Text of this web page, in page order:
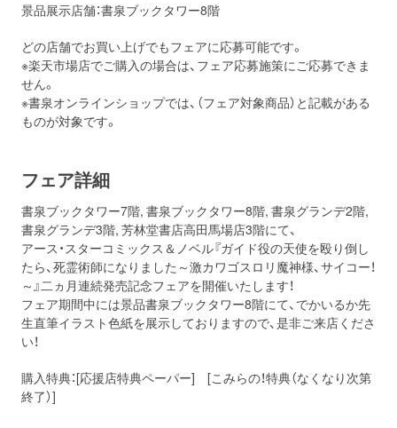
景品展示店舗：書泉ブックタワー8階
どの店舗でお買い上げでもフェアに応募可能です。
※楽天市場店でご購入の場合は、フェア応募施策にご応募できま
せん。
※書泉オンラインショップでは、（フェア対象商品）と記載がある
ものが対象です。
フェア詳細
書泉ブックタワー7階, 書泉ブックタワー8階, 書泉グランデ2階,
書泉グランデ3階, 芳林堂書店高田馬場店3階にて、
アース・スターコミックス＆ノベル『ガイド役の天使を殴り倒し
たら、死霊術師になりました～激カワゴスロリ魔神様、サイコー！
～』二ヵ月連続発売記念フェアを開催いたします！
フェア期間中には景品書泉ブックタワー8階にて、でかいるか先
生直筆イラスト色紙を展示しておりますので、是非ご来店くださ
い！
購入特典：[応援店特典ペーパー] [こみらの！特典（なくなり次第
終了）]